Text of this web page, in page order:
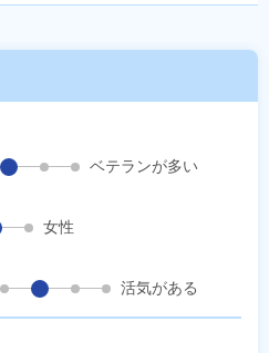
ベテランが多い
女性
活気がある